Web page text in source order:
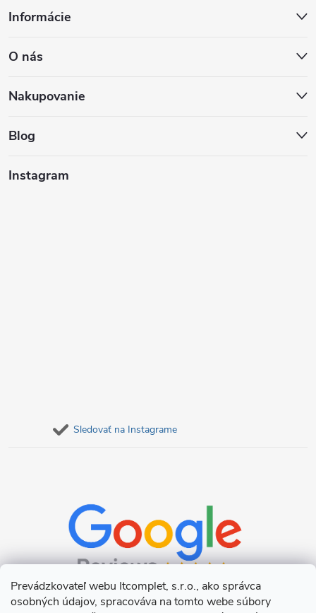
Prevádzkovateľ webu Itcomplet, s.r.o., ako správca
osobných údajov, spracováva na tomto webe súbory
p
ä
Informácie
O nás
Nakupovanie
Blog
Instagram
Sledovať na Instagrame